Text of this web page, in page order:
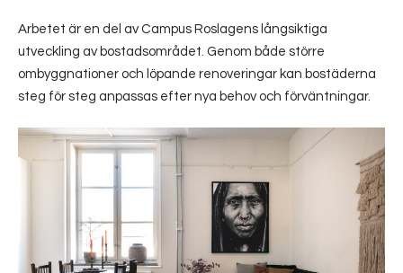
Arbetet är en del av Campus Roslagens långsiktiga
utveckling av bostadsområdet. Genom både större
ombyggnationer och löpande renoveringar kan bostäderna
steg för steg anpassas efter nya behov och förväntningar.